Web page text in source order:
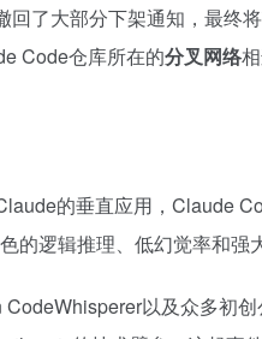
了大部分下架通知，最终
Code仓库所在的分叉网络
的垂直应用，Claude
的逻辑推理、低幻觉率和强
以及众多初创